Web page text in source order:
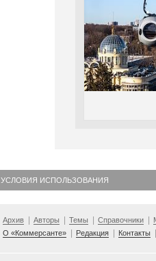
УСЛОВИЯ ИСПОЛЬЗОВАНИЯ
Архив Авторы Темы Справочники
О «Коммерсанте»
Редакция Контакты